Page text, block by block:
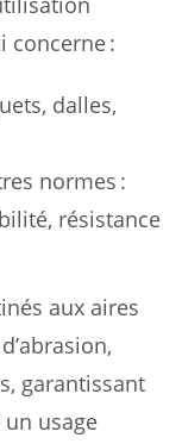
concerne :
dalles,
normes :
résistance
aux aires
garantissant
usage